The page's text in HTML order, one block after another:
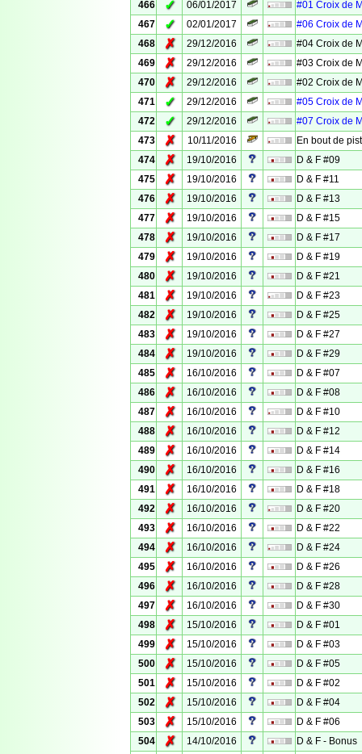
466
✓ 06/01/2017
#01 Croix de
467
✓ 02/01/2017
#06 Croix de
468
✗ 29/12/2016
#04 Croix de
469
✗ 29/12/2016
#03 Croix de
470
✗ 29/12/2016
#02 Croix de
471
✓ 29/12/2016
#05 Croix de
472
✓ 29/12/2016
#07 Croix de
473
✗ 10/11/2016
En bout de
474
✗ 19/10/2016
D & F #09
475
✗ 19/10/2016
D & F #11
476
✗ 19/10/2016
D & F #13
477
✗ 19/10/2016
D & F #15
478
✗ 19/10/2016
D & F #17
479
✗ 19/10/2016
D & F #19
480
✗ 19/10/2016
D & F #21
481
✗ 19/10/2016
D & F #23
482
✗ 19/10/2016
D & F #25
483
✗ 19/10/2016
D & F #27
484
✗ 19/10/2016
D & F #29
485
✗ 16/10/2016
D & F #07
486
✗ 16/10/2016
D & F #08
487
✗ 16/10/2016
D & F #10
488
✗ 16/10/2016
D & F #12
489
✗ 16/10/2016
D & F #14
490
✗ 16/10/2016
D & F #16
491
✗ 16/10/2016
D & F #18
492
✗ 16/10/2016
D & F #20
493
✗ 16/10/2016
D & F #22
494
✗ 16/10/2016
D & F #24
495
✗ 16/10/2016
D & F #26
496
✗ 16/10/2016
D & F #28
497
✗ 16/10/2016
D & F #30
498
✗ 15/10/2016
D & F #01
499
✗ 15/10/2016
D & F #03
500
✗ 15/10/2016
D & F #05
501
✗ 15/10/2016
D & F #02
502
✗ 15/10/2016
D & F #04
503
✗ 15/10/2016
D & F #06
504
✗ 14/10/2016
D & F - Bonus